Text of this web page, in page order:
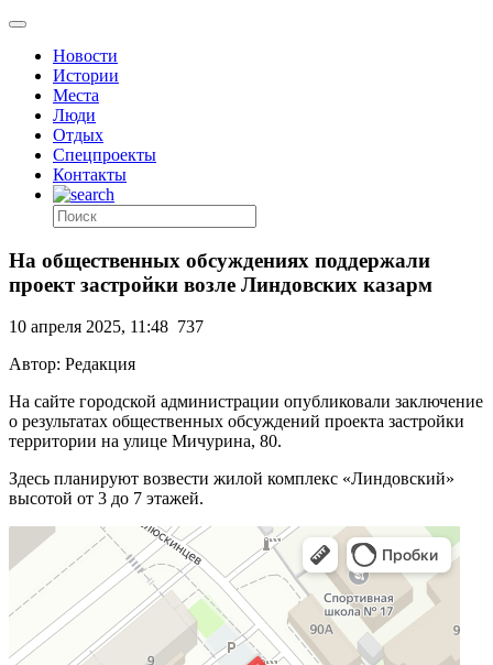
Новости
Истории
Места
Люди
Отдых
Спецпроекты
Контакты
На общественных обсуждениях поддержали
проект застройки возле Линдовских казарм
10 апреля 2025, 11:48 737
Автор: Редакция
На сайте городской администрации опубликовали заключение
о результатах общественных обсуждений проекта застройки
территории на улице Мичурина, 80.
Здесь планируют возвести жилой комплекс «Линдовский»
высотой от 3 до 7 этажей.